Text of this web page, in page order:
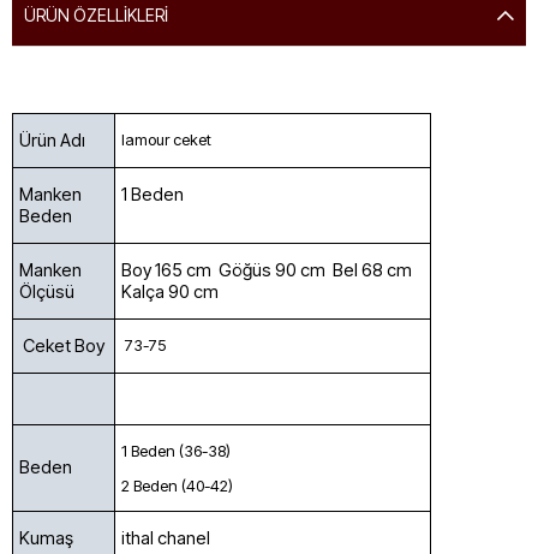
ÜRÜN ÖZELLIKLERI
Ürün Adı lamour ceket
Manken
Beden
1 Beden
Manken
Ölçüsü
Boy 165 cm Göğüs 90 cm Bel 68 cm
Kalça 90 cm
Ceket Boy 73-75
Beden
1 Beden (36-38)
2 Beden (40-42)
Kumaş ithal chanel